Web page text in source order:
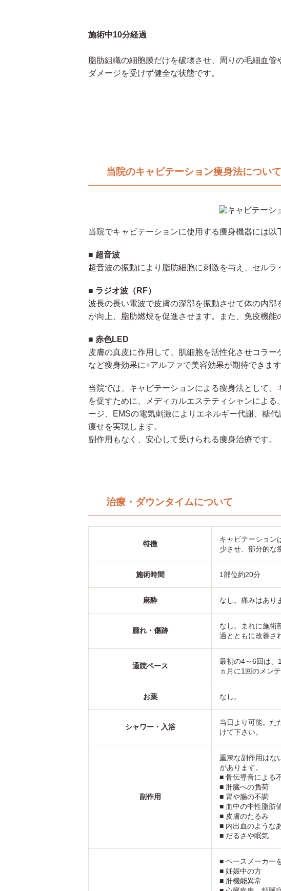
施術中10分経過
脂肪組織の細胞膜だけを破壊させ、周りの毛細血管
ダメージを受けず健全な状態です。
当院のキャビテーション痩身法について
当院でキャビテーションに使用する痩身機器には以
■ 超音波
超音波の振動により脂肪細胞に刺激を与え、セルラ
■ ラジオ波（RF）
波長の長い電波で皮膚の深部を振動させて体の内
が向上、脂肪燃焼を促進させます。また、免疫機能
■ 赤色LED
皮膚の真皮に作用して、肌細胞を活性化させコラ
など痩身効果に+アルファで美容効果が期待できます
当院では、キャビテーションによる痩身法として
を促すために、メディカルエステティシャンによ
ージ、EMSの電気刺激によりエネルギー代謝、糖
痩せを実現します。
副作用もなく、安心して受けられる痩身治療です。
治療・ダウンタイムについて
特徴
キャビテーション
少させ、部分的な
施術時間 1部位約20分
麻酔 なし。痛みはあり
腫れ・傷跡
なし。まれに施術
過とともに改善さ
通院ペース
最初の4～6回は、
ヵ月に1回のメン
お薬 なし。
シャワー・入浴
当日より可能。た
けて下さい。
副作用
重篤な副作用はな
があります。
■ 骨伝導音による
■ 肝臓への負荷
■ 胃や腸の不調
■ 血中の中性脂肪
■ 皮膚のたるみ
■ 内出血のような
■ だるさや眠気
■ ペースメーカー
■ 妊娠中の方
■ 肝機能異常